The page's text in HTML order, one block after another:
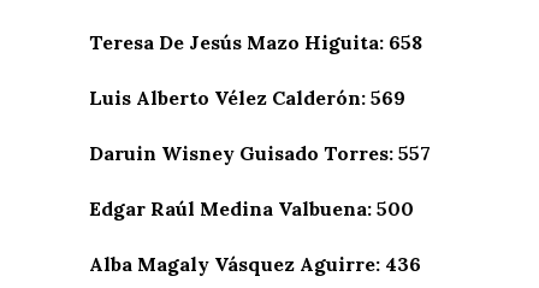
Teresa De Jesús Mazo Higuita: 658
Luis Alberto Vélez Calderón: 569
Daruin Wisney Guisado Torres: 557
Edgar Raúl Medina Valbuena: 500
Alba Magaly Vásquez Aguirre: 436